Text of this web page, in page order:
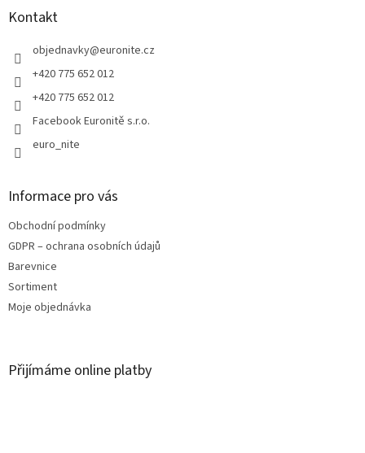
Kontakt
objednavky@euronite.cz
+420 775 652 012
+420 775 652 012
Facebook Euronitě s.r.o.
euro_nite
Informace pro vás
Obchodní podmínky
GDPR – ochrana osobních údajů
Barevnice
Sortiment
Moje objednávka
Přijímáme online platby